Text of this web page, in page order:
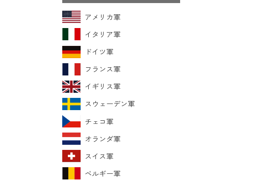
アメリカ軍
イタリア軍
ドイツ軍
フランス軍
イギリス軍
スウェーデン軍
チェコ軍
オランダ軍
スイス軍
ベルギー軍